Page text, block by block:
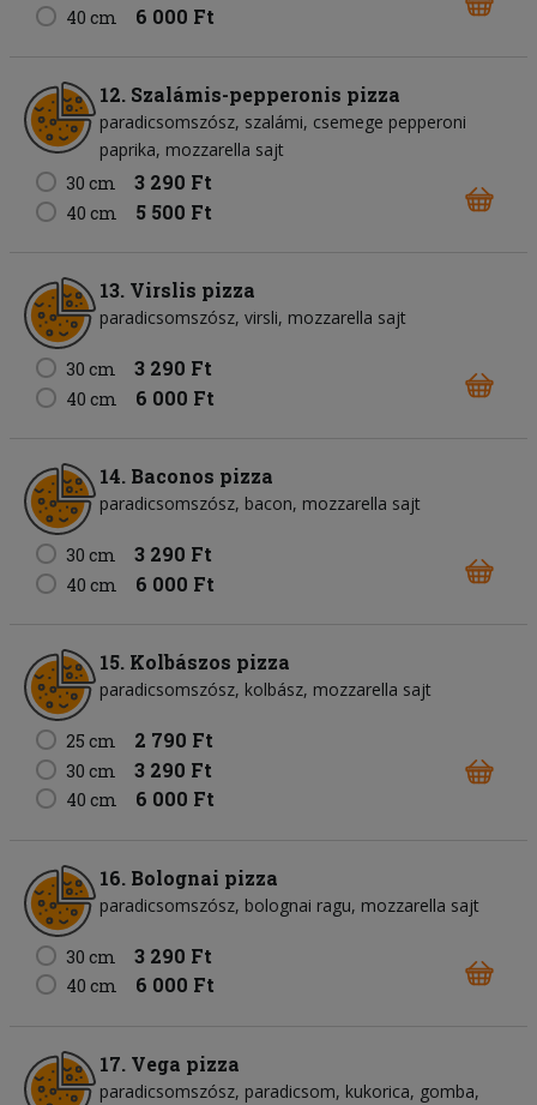
40 cm 6 000 Ft
12. Szalámis-pepperonis pizza
paradicsomszósz szalámi csemege pepperoni
paprika mozzarella sajt
30 cm
3 290 Ft
40 cm 5 500 Ft
13. Virslis pizza
paradicsomszósz virsli mozzarella sajt
30 cm 3 290 Ft
40 cm 6 000 Ft
14. Baconos pizza
paradicsomszósz bacon mozzarella sajt
30 cm 3 290 Ft
40 cm 6 000 Ft
15. Kolbászos pizza
paradicsomszósz kolbász mozzarella sajt
25 cm 2 790 Ft
30 cm 3 290 Ft
40 cm 6 000 Ft
16. Bolognai pizza
paradicsomszósz bolognai ragu mozzarella sajt
30 cm 3 290 Ft
40 cm 6 000 Ft
17. Vega pizza
paradicsomszósz paradicsom kukorica gomba